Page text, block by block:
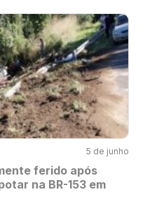
5 de junho
ferido após
na BR-153 em